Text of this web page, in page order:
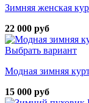
Зимняя женская
22 000 руб
Выбрать вариант
Модная зимняя
15 000 руб